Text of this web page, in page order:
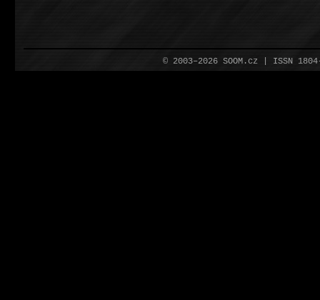
© 2003–2026 SOOM.cz | ISSN